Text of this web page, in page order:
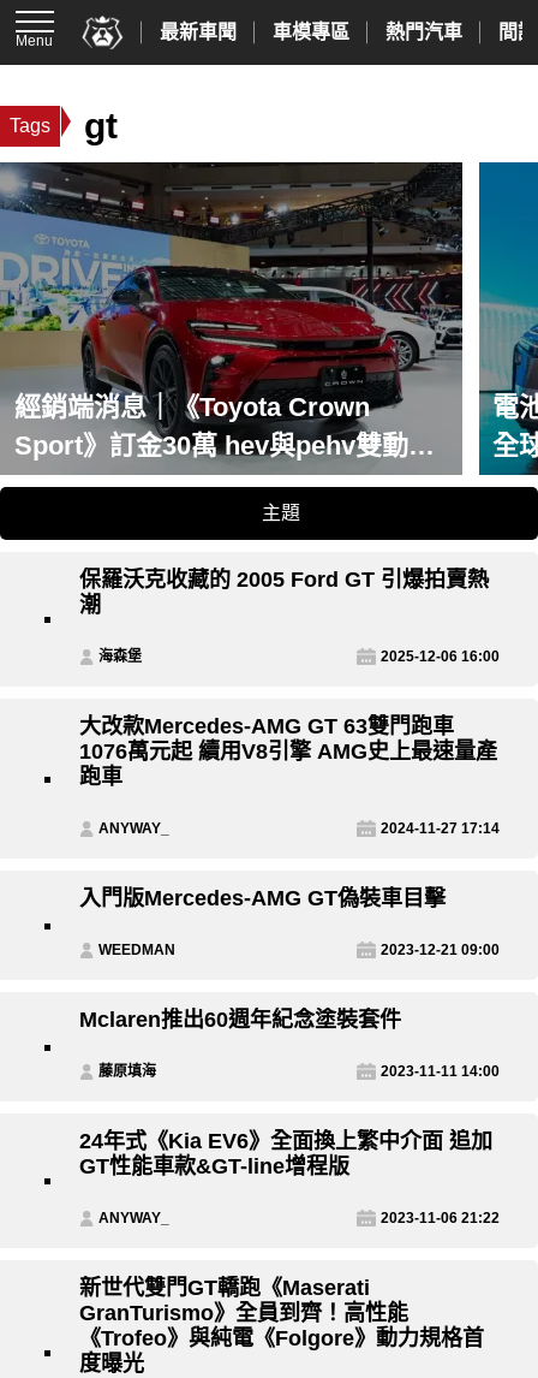
Menu 最新車聞 車模專區 熱門汽車 間
Tags gt
經銷端消息｜《Toyota Crown
Sport》訂金30萬 hev與pehv雙動力
11月上市
電
全
主題
保羅沃克收藏的 2005 Ford GT 引爆拍賣熱
潮
海森堡 2025-12-06 16:00
大改款Mercedes-AMG GT 63雙門跑車
1076萬元起 續用V8引擎 AMG史上最速量產
跑車
ANYWAY_ 2024-11-27 17:14
入門版Mercedes-AMG GT偽裝車目擊
WEEDMAN 2023-12-21 09:00
Mclaren推出60週年紀念塗裝套件
藤原填海 2023-11-11 14:00
24年式《Kia EV6》全面換上繁中介面 追加
GT性能車款&GT-line增程版
ANYWAY_ 2023-11-06 21:22
新世代雙門GT轎跑《Maserati
GranTurismo》全員到齊！高性能
《Trofeo》與純電《Folgore》動力規格首
度曝光